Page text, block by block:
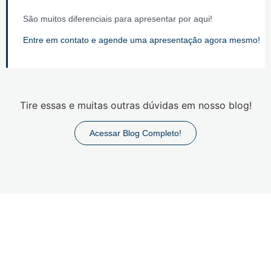
São muitos diferenciais para apresentar por aqui!
Entre em contato e agende uma apresentação agora mesmo!
Tire essas e muitas outras dúvidas em nosso blog!
Acessar Blog Completo!